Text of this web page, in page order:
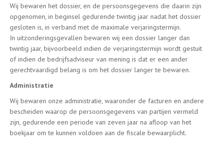
Wij bewaren het dossier, en de persoonsgegevens die daarin zijn
opgenomen, in beginsel gedurende twintig jaar nadat het dossier
gesloten is, in verband met de maximale verjaringstermijn.
In uitzonderingsgevallen bewaren wij een dossier langer dan
twintig jaar, bijvoorbeeld indien de verjaringstermijn wordt gestuit
of indien de bedrijfsadviseur van mening is dat er een ander
gerechtvaardigd belang is om het dossier langer te bewaren.
Administratie
Wij bewaren onze administratie, waaronder de facturen en andere
bescheiden waarop de persoonsgegevens van partijen vermeld
zijn, gedurende een periode van zeven jaar na afloop van het
boekjaar om te kunnen voldoen aan de fiscale bewaarplicht.